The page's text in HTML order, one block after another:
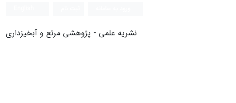
نشریه علمی - پژوهشی مرتع و آبخیزداری